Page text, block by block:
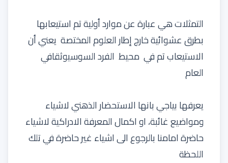
التمثلات هي عبارة عن موارد أولية تم استيعابها
بطرق عشوائية خارج إطار العلوم المختصة يعني أن
الاستيعاب تم في محيط الفرد السوسيوثقافي
العام
يعرفها بياجي بانها الاستحضار الذهني لاشياء
ومواضيع غائبة، او اكمال المعرفة الادراكية لاشياء
حاضرة امامنا بالرجوع الى اشياء غير حاضرة في تلك
اللحظة